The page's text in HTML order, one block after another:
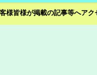
様皆様が掲載の記事等へア